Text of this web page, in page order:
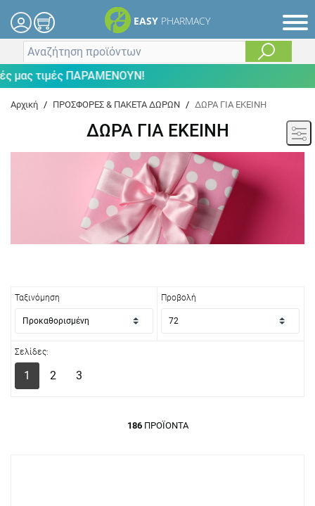
EASY PHARMACY
ΠΑΡΑΜΕΝΟΥΝ!
Αρχική / ΠΡΟΣΦΟΡΕΣ & ΠΑΚΕΤΑ ΔΩΡΩΝ / ΔΩΡΑ ΓΙΑ ΕΚΕΙΝΗ
ΔΩΡΑ ΓΙΑ ΕΚΕΙΝΗ
Ταξινόμηση Προβολή
Σελίδες:
1 2 3
186ΠΡΟΪΌΝΤΑ